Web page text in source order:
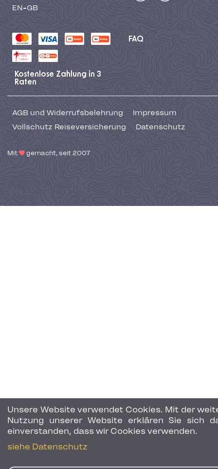
Unsere Website verwendet Cookies. Mit der
Nutzung unserer Website erklären Sie sich
einverstanden, dass wir Cookies verwenden.
siehe Datenschutz
EN-GB
FAQ
Kostenlose Zahlung in 3
Raten
AGB und Widerrufsbelehrung
Impressum
Vollschutz Reiseversicherung
Datenschutz
Mit gemacht, seit 2007